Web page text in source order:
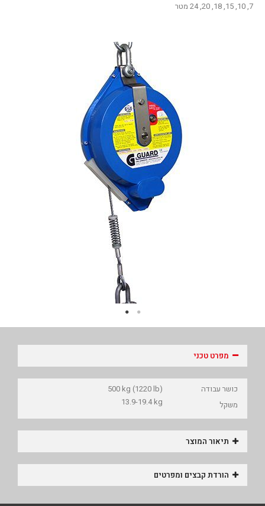
7, 10, 15, 18, 20, 24 מטר
מפרט טכני
כושר עבודה
500 kg (1220 lb)
משקל
13.9-19.4 kg
תיאור המוצר
הורדת קבצים ומפרטים